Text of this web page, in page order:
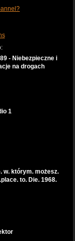
- Niebezpieczne i
na drogach
1
w. którym. możesz.
to. Die. 1968.